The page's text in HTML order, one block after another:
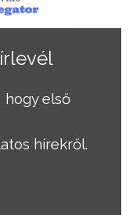
hogy első
hírekről.